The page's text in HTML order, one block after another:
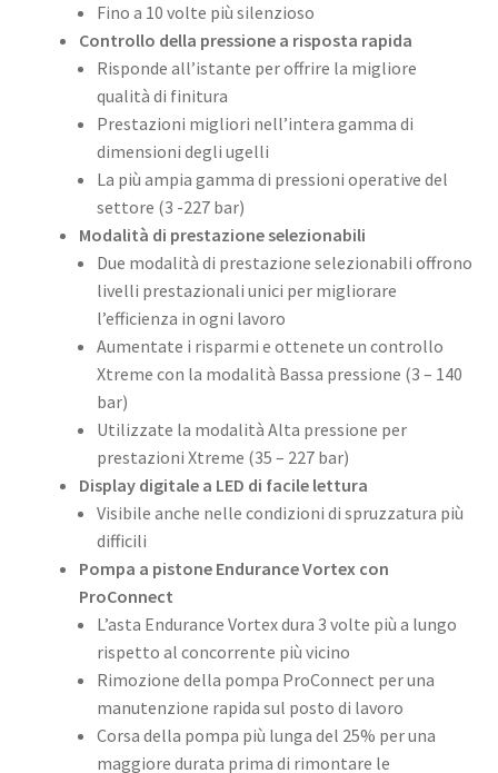
Fino a 10 volte più silenzioso
Controllo della pressione a risposta rapida
Risponde all’istante per offrire la migliore
qualità di finitura
Prestazioni migliori nell’intera gamma di
dimensioni degli ugelli
La più ampia gamma di pressioni operative del
settore (3 -227 bar)
Modalità di prestazione selezionabili
Due modalità di prestazione selezionabili offrono
livelli prestazionali unici per migliorare
l’efficienza in ogni lavoro
Aumentate i risparmi e ottenete un controllo
Xtreme con la modalità Bassa pressione (3 – 140
bar)
Utilizzate la modalità Alta pressione per
prestazioni Xtreme (35 – 227 bar)
Display digitale a LED di facile lettura
Visibile anche nelle condizioni di spruzzatura più
difficili
Pompa a pistone Endurance Vortex con
ProConnect
L’asta Endurance Vortex dura 3 volte più a lungo
rispetto al concorrente più vicino
Rimozione della pompa ProConnect per una
manutenzione rapida sul posto di lavoro
Corsa della pompa più lunga del 25% per una
maggiore durata prima di rimontare le